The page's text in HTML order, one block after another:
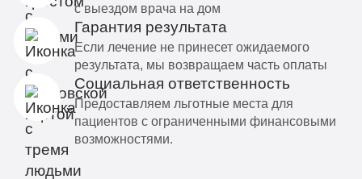
с выездом врача на дом
Гарантия результата
Если лечение не принесет ожидаемого
результата, мы возвращаем часть оплаты
Социальная ответственность
Предоставляем льготные места для
пациентов с ограниченными финансовыми
возможностями.